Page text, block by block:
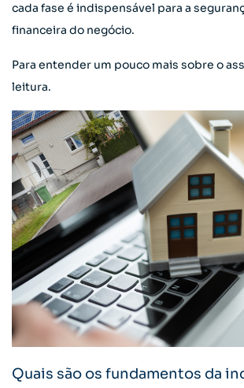
cada fase é indispensável para a
financeira do negócio.
Para entender um pouco mais sobre o
leitura.
Quais são os fundamentos da